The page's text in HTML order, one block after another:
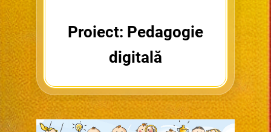
Proiect: Pedagogie
digitală